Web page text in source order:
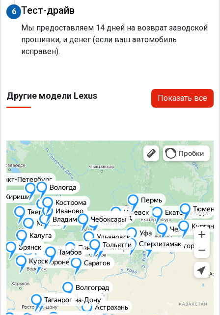
6 Тест-драйв
Мы предоставляем 14 дней на возврат заводской
прошивки, и денег (если ваш автомобиль
исправен).
Другие модели Lexus Показать все